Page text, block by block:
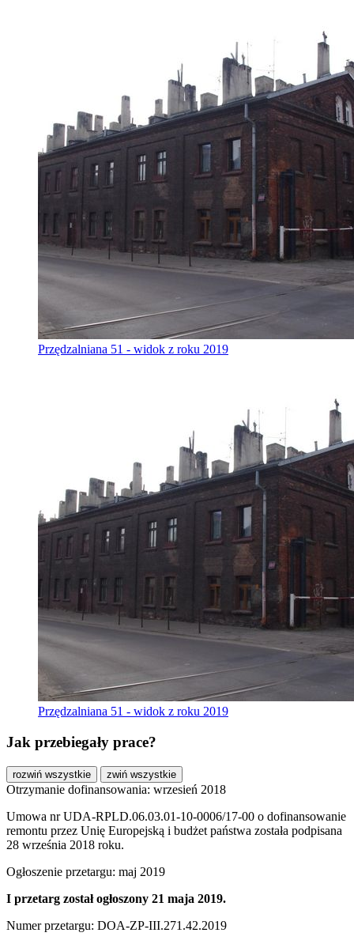
Przędzalniana 51 - widok z roku 2019
Przędzalniana 51 - widok z roku 2019
Jak przebiegały prace?
rozwiń wszystkie zwiń wszystkie
Otrzymanie dofinansowania: wrzesień 2018
Umowa nr UDA-RPLD.06.03.01-10-0006/17-00 o dofinansowanie
remontu przez Unię Europejską i budżet państwa została podpisana
28 września 2018 roku.
Ogłoszenie przetargu: maj 2019
I przetarg został ogłoszony 21 maja 2019.
Numer przetargu: DOA-ZP-III.271.42.2019